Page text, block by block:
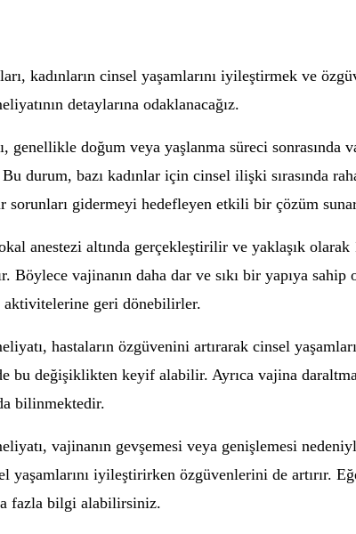
kadınların cinsel yaşamlarını iyileştirmek ve
detaylarına odaklanacağız.
genellikle doğum veya yaşlanma süreci sonrasında
durum, bazı kadınlar için cinsel ilişki sırasında
sorunları gidermeyi hedefleyen etkili bir çözüm
anestezi altında gerçekleştirilir ve yaklaşık
Böylece vajinanın daha dar ve sıkı bir yapıya
geri dönebilirler.
hastaların özgüvenini artırarak cinsel
bu değişiklikten keyif alabilir. Ayrıca vajina
bilinmektedir.
vajinanın gevşemesi veya genişlemesi
yaşamlarını iyileştirirken özgüvenlerini de artırır.
fazla bilgi alabilirsiniz.